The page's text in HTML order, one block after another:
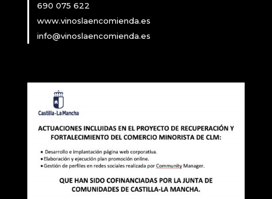
690 075 622
www.vinoslaencomienda.es
info@vinoslaencomienda.es